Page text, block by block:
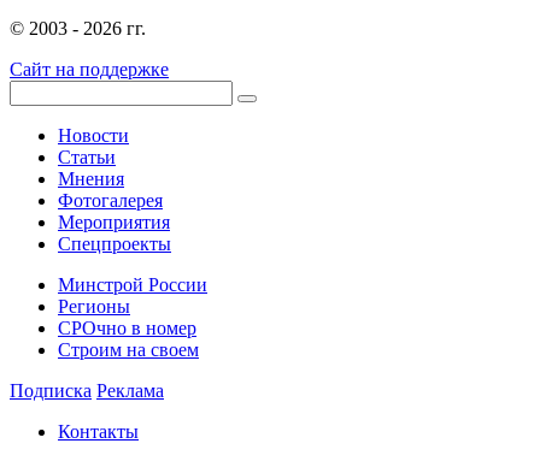
© 2003 - 2026 гг.
Сайт на поддержке
Новости
Статьи
Мнения
Фотогалерея
Мероприятия
Спецпроекты
Минстрой России
Регионы
СРОчно в номер
Строим на своем
Подписка Реклама
Контакты